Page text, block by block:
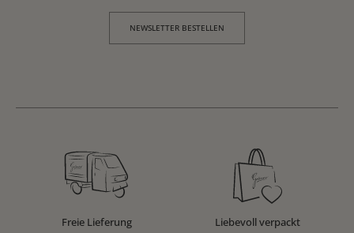
NEWSLETTER BESTELLEN
Freie Lieferung
Liebevoll verpackt